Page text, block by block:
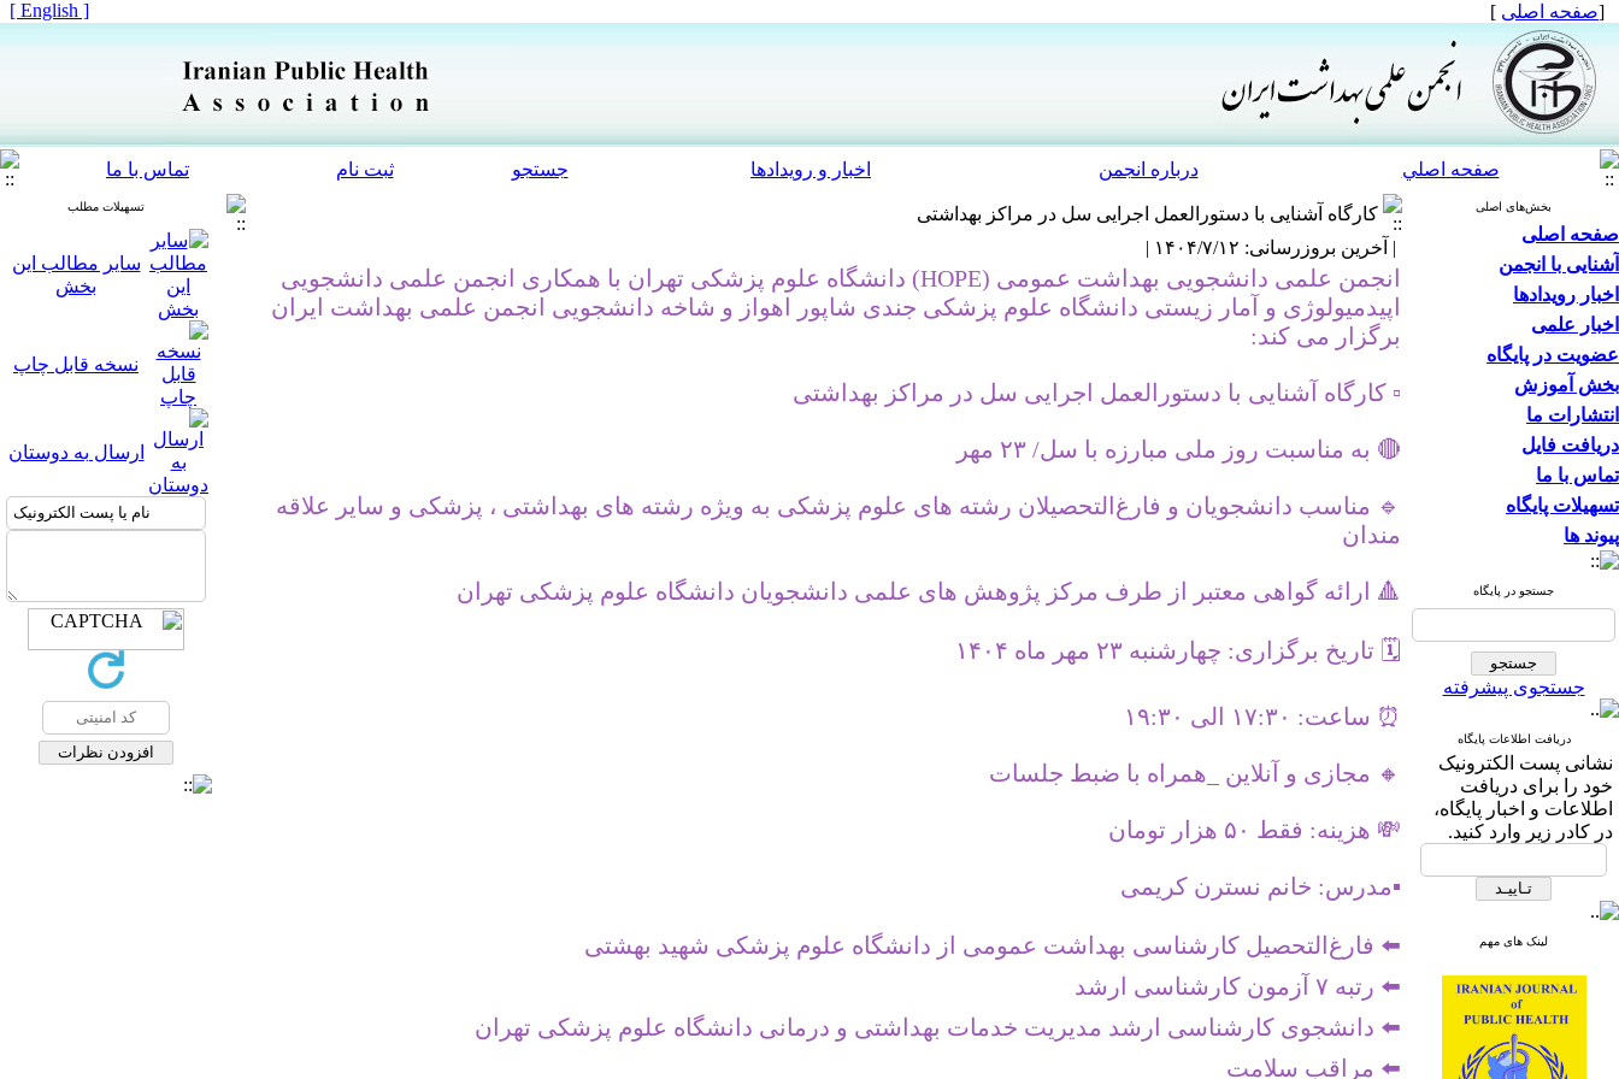
[صفحه اصلی ]
[ English ]
صفحه اصلي درباره انجمن اخبار و رویدادها جستجو ثبت نام تماس با ما
بخش‌های اصلی
صفحه اصلی
آشنایی با انجمن
اخبار رویدادها
اخبار علمی
عضویت در پایگاه
بخش آموزش
انتشارات ما
دریافت فایل
تماس با ما
تسهیلات پایگاه
پیوند ها
جستجو در پایگاه
جستجوی پیشرفته
دریافت اطلاعات پایگاه
نشانی پست الکترونیک
خود را برای دریافت
اطلاعات و اخبار پایگاه،
در کادر زیر وارد کنید.
لینک های مهم
کارگاه آشنایی با دستورالعمل اجرایی سل در مراکز بهداشتی
| آخرین بروزرسانی: ۱۴۰۴/۷/۱۲ |
انجمن علمی دانشجویی بهداشت عمومی (HOPE) دانشگاه علوم پزشکی تهران با همکاری انجمن علمی دانشجویی
اپیدمیولوژی و آمار زیستی دانشگاه علوم پزشکی جندی شاپور اهواز و شاخه دانشجویی انجمن علمی بهداشت ایران
برگزار می کند:
▫️ کارگاه آشنایی با دستورالعمل اجرایی سل در مراکز بهداشتی
🔴 به مناسبت روز ملی مبارزه با سل/ ۲۳ مهر
🔹️ مناسب دانشجویان و فارغ‌التحصیلان رشته های علوم پزشکی به ویژه رشته های بهداشتی ، پزشکی و سایر علاقه
مندان
🔺️ ارائه گواهی معتبر از طرف مرکز پژوهش های علمی دانشجویان دانشگاه علوم پزشکی تهران
🗓 تاریخ برگزاری: چهارشنبه ۲۳ مهر ماه ۱۴۰۴
⏰️ ساعت: ۱۷:۳۰ الی ۱۹:۳۰
🔸️ مجازی و آنلاین _همراه با ضبط جلسات
💸 هزینه: فقط ۵۰ هزار تومان
▪️مدرس: خانم نسترن کریمی
⬅️ فارغ‌التحصیل کارشناسی بهداشت عمومی از دانشگاه علوم پزشکی شهید بهشتی
⬅️ رتبه ۷ آزمون کارشناسی ارشد
⬅️ دانشجوی کارشناسی ارشد مدیریت خدمات بهداشتی و درمانی دانشگاه علوم پزشکی تهران
⬅️ مراقب سلامت
تسهیلات مطلب
سایر مطالب این
بخش
نسخه قابل چاپ
ارسال به دوستان